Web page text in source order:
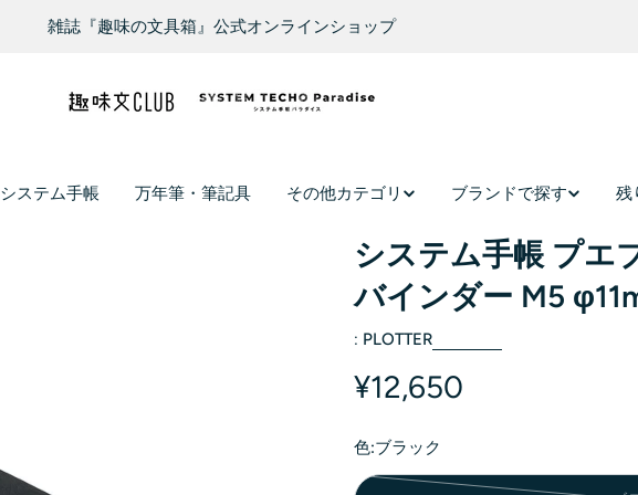
雑誌『趣味の文具箱』公式オンラインショップ
システム手帳 万年筆・筆記具 その他カテゴリ ブランドで探す 残
システム手帳 プエ
バインダー M5
: PLOTTER
¥12,650
色:ブラック